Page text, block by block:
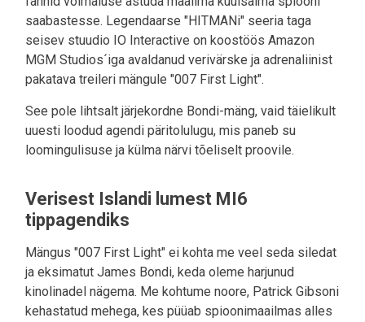
saabastesse. Legendaarse "HITMANi" seeria taga
seisev stuudio IO Interactive on koostöös Amazon
MGM Studios´iga avaldanud verivärske ja adrenaliinist
pakatava treileri mängule "007 First Light".
See pole lihtsalt järjekordne Bondi-mäng, vaid täielikult
uuesti loodud agendi päritolulugu, mis paneb su
loomingulisuse ja külma närvi tõeliselt proovile.
Verisest Islandi lumest MI6
tippagendiks
Mängus "007 First Light" ei kohta me veel seda siledat
ja eksimatut James Bondi, keda oleme harjunud
kinolinadel nägema. Me kohtume noore, Patrick Gibsoni
kehastatud mehega, kes püüab spioonimaailmas alles